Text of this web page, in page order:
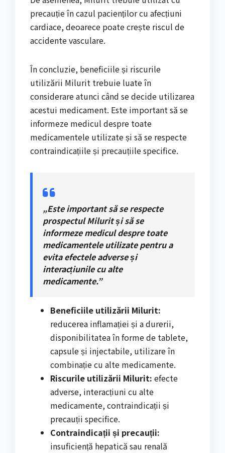
precauție în cazul pacienților cu afecțiuni
cardiace, deoarece poate crește riscul de
accidente vasculare.
În concluzie, beneficiile și riscurile
utilizării Milurit trebuie luate în
considerare atunci când se decide utilizarea
acestui medicament. Este important să se
informeze medicul despre toate
medicamentele utilizate și să se respecte
contraindicațiile și precauțiile specifice.
„Este important să se respecte
prospectul Milurit și să se
informeze medicul despre toate
medicamentele utilizate pentru a
evita efectele adverse și
interacțiunile cu alte
medicamente.”
Beneficiile utilizării Milurit:
reducerea inflamației și a durerii,
disponibilitatea în forme de tablete,
capsule și injectabile, utilizare în
combinație cu alte medicamente.
Riscurile utilizării Milurit: efecte
adverse, interacțiuni cu alte
medicamente, contraindicații și
precauții specifice.
Contraindicații și precauții:
insuficiență hepatică sau renală